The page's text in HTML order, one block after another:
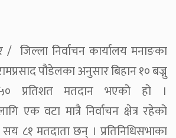
/ जिल्ला निर्वाचन कार्यालय मनाङका
पौडेलका अनुसार बिहान १० बज्नु
प्रतिशत मतदान भएको हो ।
एक वटा मात्रै निर्वाचन क्षेत्र रहेको
८१ मतदाता छन् । प्रतिनिधिसभाका